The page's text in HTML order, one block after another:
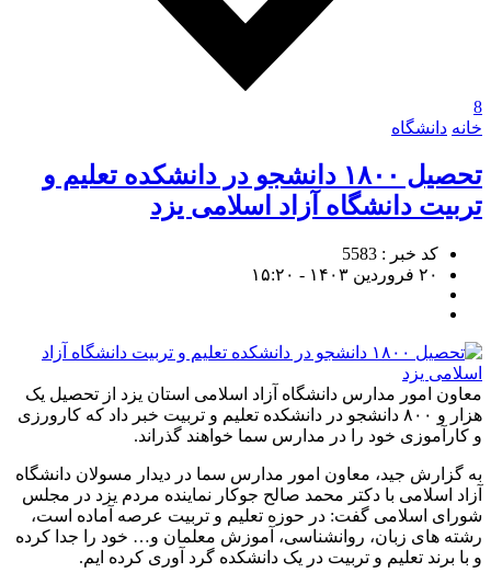
8
خانه دانشگاه
تحصیل ۱۸۰۰ دانشجو در دانشکده تعلیم و
تربیت دانشگاه آزاد اسلامی یزد
کد خبر : 5583
۲۰ فروردین ۱۴۰۳ - ۱۵:۲۰
معاون امور مدارس دانشگاه آزاد اسلامی استان یزد از تحصیل یک
هزار و ۸۰۰ دانشجو در دانشکده تعلیم و تربیت خبر داد که کارورزی
و کارآموزی خود را در مدارس سما خواهند گذراند.
به گزارش جید، معاون امور مدارس سما در دیدار مسولان دانشگاه
آزاد اسلامی با دکتر محمد صالح جوکار نماینده مردم یزد در مجلس
شورای اسلامی گفت: در حوزه تعلیم و تربیت عرصه آماده است،
رشته های زبان، روانشناسی، آموزش معلمان و… خود را جدا کرده
و با برند تعلیم و تربیت در یک دانشکده گرد آوری کرده ایم.